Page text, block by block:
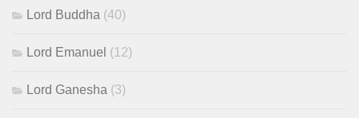
Lord Buddha (40)
Lord Emanuel (12)
Lord Ganesha (3)